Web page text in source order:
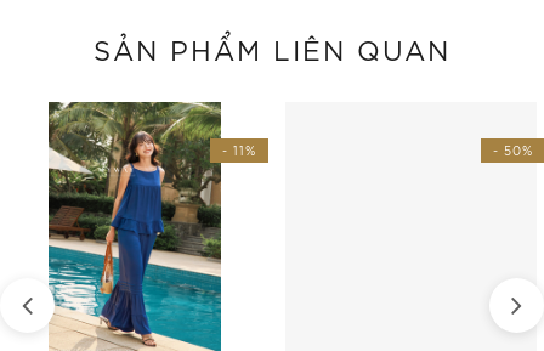
SẢN PHẨM LIÊN QUAN
- 11% - 50%